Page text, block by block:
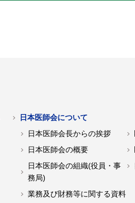
日本医師会について
日本医師会長からの挨拶
日本医師会の概要
日本医師会の組織(役員・事
務局)
業務及び財務等に関する資料